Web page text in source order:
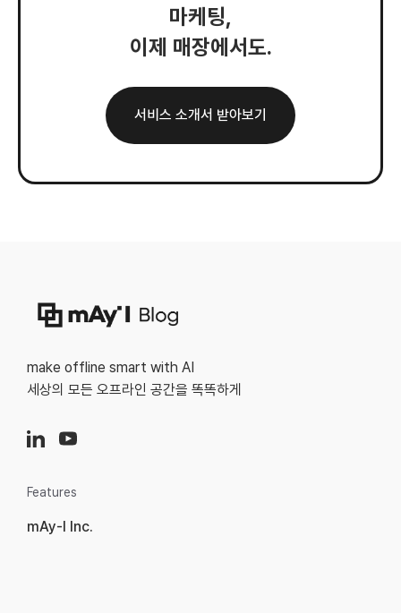
마케팅,
이제 매장에서도.
서비스 소개서 받아보기
make offline smart with AI
세상의 모든 오프라인 공간을 똑똑하게
Features
mAy-I Inc.